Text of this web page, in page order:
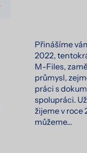
Přinášíme
2022,
M-Files,
průmysl,
práci s
spolupráci.
žijeme v roce
můžeme…